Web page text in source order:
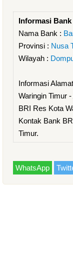
Informasi Bank
Nama Bank :
Provinsi : Nusa
Wilayah :
Informasi
Waringin Timur
BRI Res Kota
Kontak Bank
Timur.
WhatsApp